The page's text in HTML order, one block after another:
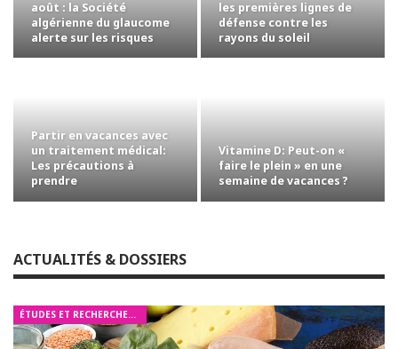
août : la Société
algérienne du glaucome
alerte sur les risques
les premières lignes de
défense contre les
rayons du soleil
Partir en vacances avec
un traitement médical:
Les précautions à
prendre
Vitamine D: Peut-on «
faire le plein » en une
semaine de vacances ?
ACTUALITÉS & DOSSIERS
ÉTUDES ET RECHERCHES MÉDICALES